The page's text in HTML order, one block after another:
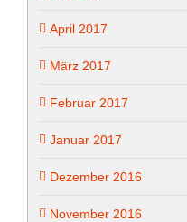
April 2017
März 2017
Februar 2017
Januar 2017
Dezember 2016
November 2016